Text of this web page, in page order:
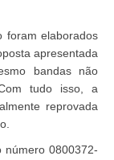
foram elaborados
apresentada
bandas não
tudo isso, a
reprovada
número 0800372-